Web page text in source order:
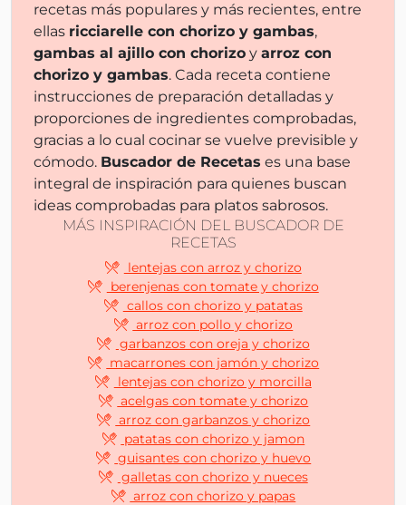
recetas más populares y más recientes, entre
ellas ricciarelle con chorizo y gambas,
gambas al ajillo con chorizo y arroz con
chorizo y gambas. Cada receta contiene
instrucciones de preparación detalladas y
proporciones de ingredientes comprobadas,
gracias a lo cual cocinar se vuelve previsible y
cómodo. Buscador de Recetas es una base
integral de inspiración para quienes buscan
ideas comprobadas para platos sabrosos.
MÁS INSPIRACIÓN DEL BUSCADOR DE
RECETAS
lentejas con arroz y chorizo
berenjenas con tomate y chorizo
callos con chorizo y patatas
arroz con pollo y chorizo
garbanzos con oreja y chorizo
macarrones con jamón y chorizo
lentejas con chorizo y morcilla
acelgas con tomate y chorizo
arroz con garbanzos y chorizo
patatas con chorizo y jamon
guisantes con chorizo y huevo
galletas con chorizo y nueces
arroz con chorizo y papas